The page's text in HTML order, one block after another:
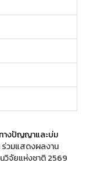
างปัญญาและบ่ม
วมแสดงผลงาน
วิจัยแห่งชาติ 2569